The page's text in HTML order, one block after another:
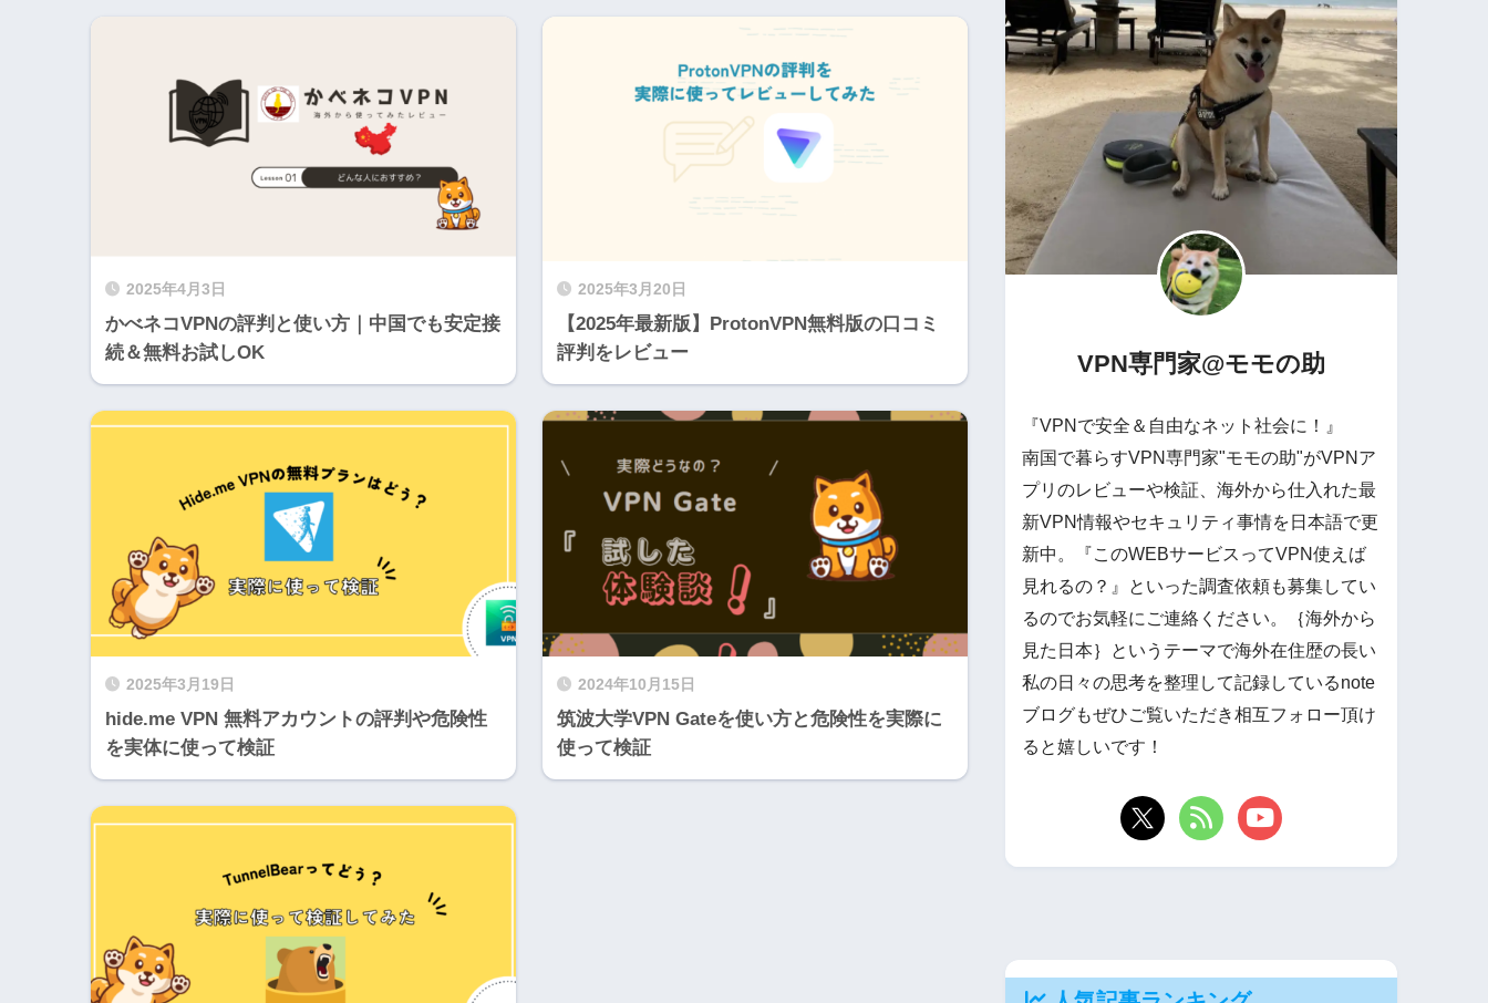
2025年4月3日
かべネコVPNの評判と使い方｜中国でも安定接
続＆無料お試しOK
2025年3月20日
【2025年最新版】ProtonVPN無料版の口コミ
評判をレビュー
2025年3月19日
hide.me VPN 無料アカウントの評判や危険性
を実体に使って検証
2024年10月15日
筑波大学VPN Gateを使い方と危険性を実際に
使って検証
VPN専門家@モモの助
『VPNで安全＆自由なネット社会に！』
南国で暮らすVPN専門家"モモの助"がVPNア
プリのレビューや検証、海外から仕入れた最
新VPN情報やセキュリティ事情を日本語で更
新中。『このWEBサービスってVPN使えば
見れるの？』といった調査依頼も募集してい
るのでお気軽にご連絡ください。｛海外から
見た日本｝というテーマで海外在住歴の長い
私の日々の思考を整理して記録しているnote
ブログもぜひご覧いただき相互フォロー頂け
ると嬉しいです！